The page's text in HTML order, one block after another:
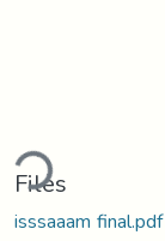
Files
isssaaam final.pdf